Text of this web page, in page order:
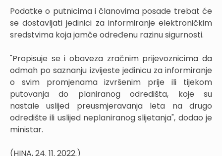
Podatke o putnicima i članovima posade trebat će
se dostavljati jedinici za informiranje elektroničkim
sredstvima koja jamče određenu razinu sigurnosti.
"Propisuje se i obaveza zračnim prijevoznicima da
odmah po saznanju izvijeste jedinicu za informiranje
o svim promjenama izvršenim prije ili tijekom
putovanja do planiranog odredišta, koje su
nastale uslijed preusmjeravanja leta na drugo
odredište ili uslijed neplaniranog slijetanja", dodao je
ministar.
(HINA, 24. 11. 2022.)